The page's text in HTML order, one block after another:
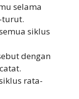
selama
turut.
siklus
dengan
rata-